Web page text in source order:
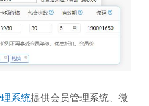
系统提供会员管理系统、微